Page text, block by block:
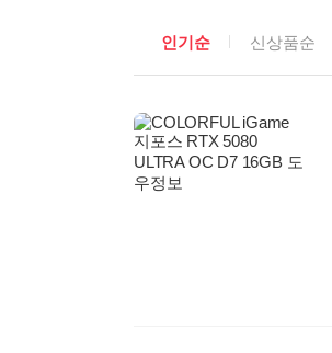
선
택
인기순 신상품순